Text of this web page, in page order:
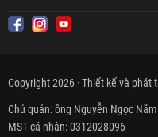
Copyright 2026 · Thiết kế và phát
Chủ quản: ông Nguyễn Ngọc
MST cá nhân: 0312028096